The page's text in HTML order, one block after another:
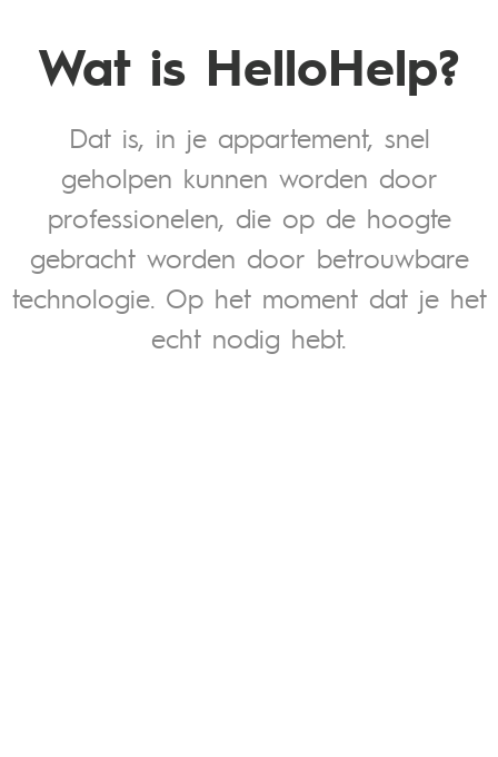
Wat is HelloHelp?
Dat is, in je appartement, snel
geholpen kunnen worden door
professionelen, die op de hoogte
gebracht worden door betrouwbare
technologie. Op het moment dat je het
echt nodig hebt.